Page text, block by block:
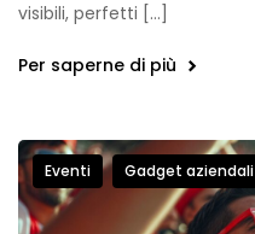
visibili, perfetti […]
Per saperne di più
Eventi Gadget aziendali